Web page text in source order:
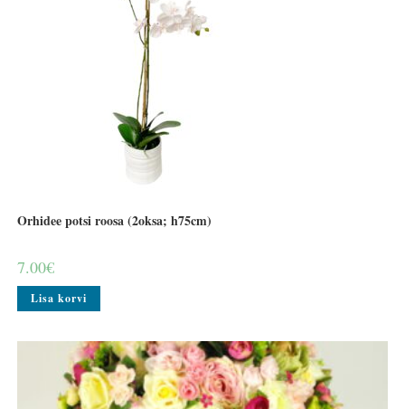
Orhidee potsi roosa (2oksa; h75cm)
7.00€
Lisa korvi